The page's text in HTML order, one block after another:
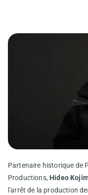
Partenaire historique de
Productions, Hideo
l'arrêt de la production